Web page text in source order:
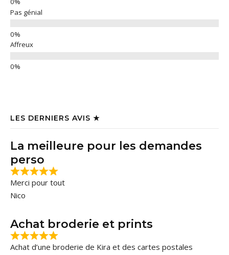
Pas génial
Affreux
LES DERNIERS AVIS ★
La meilleure pour les demandes
perso
Merci pour tout
Nico
Achat broderie et prints
Achat d’une broderie de Kira et des cartes postales